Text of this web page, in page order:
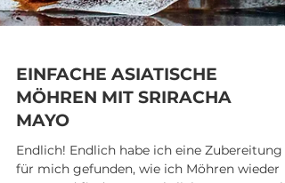
EINFACHE ASIATISCHE
MÖHREN MIT SRIRACHA